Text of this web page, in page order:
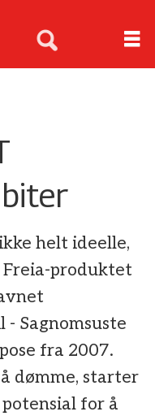
helt ideelle,
produktet
- Sagnomsuste
fra 2007.
dømme, starter
for å